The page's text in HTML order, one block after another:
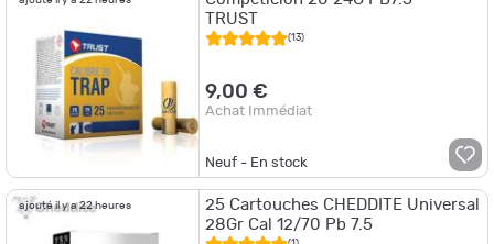
TRUST
(13)
9,00 €
Achat Immédiat
Neuf - En stock
ajouté il y a 22 heures
25 Cartouches CHEDDITE Universal
28Gr Cal 12/70 Pb 7.5